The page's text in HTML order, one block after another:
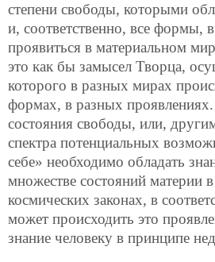
степени свободы, которыми
и, соответственно, все формы,
проявиться в материальном
это как бы замысел Творца,
которого в разных мирах
формах, в разных
состояния свободы, или,
спектра потенциальных
себе» необходимо обладать
множестве состояний материи
космических законах, в
может происходить это
знание человеку в принципе